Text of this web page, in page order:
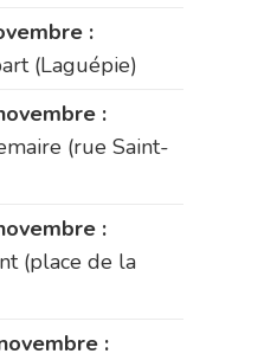
:
(Laguépie)
:
(rue Saint-
:
(place de la
: